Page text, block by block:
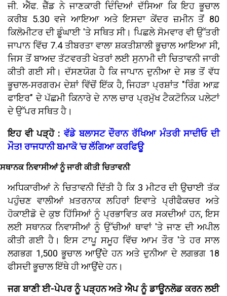
ਜੀ. ਐੱਫ. ਜ਼ੈੱਡ ਨੇ ਜਾਣਕਾਰੀ ਦਿੰਦਿਆਂ ਦੱਸਿਆ ਕਿ ਇਹ ਭੂਚਾਲ
ਕਰੀਬ 5.30 ਵਜੇ ਆਇਆ ਅਤੇ ਇਸਦਾ ਕੇਂਦਰ ਜ਼ਮੀਨ ਤੋਂ 80
ਕਿਲੋਮੀਟਰ ਦੀ ਡੂੰਘਾਈ 'ਤੇ ਸਥਿਤ ਸੀ। ਪਿਛਲੇ ਸੋਮਵਾਰ ਵੀ ਉੱਤਰੀ
ਜਾਪਾਨ ਵਿੱਚ 7.4 ਤੀਬਰਤਾ ਵਾਲਾ ਸ਼ਕਤੀਸ਼ਾਲੀ ਭੂਚਾਲ ਆਇਆ ਸੀ,
ਜਿਸ ਤੋਂ ਬਾਅਦ ਤੱਟਵਰਤੀ ਖੇਤਰਾਂ ਲਈ ਸੁਨਾਮੀ ਦੀ ਚਿਤਾਵਨੀ ਜਾਰੀ
ਕੀਤੀ ਗਈ ਸੀ। ਦੱਸਣਯੋਗ ਹੈ ਕਿ ਜਾਪਾਨ ਦੁਨੀਆ ਦੇ ਸਭ ਤੋਂ ਵੱਧ
ਭੂਚਾਲ-ਸਰਗਰਮ ਦੇਸ਼ਾਂ ਵਿੱਚੋਂ ਇੱਕ ਹੈ, ਜਿਹੜਾ ਪ੍ਰਸ਼ਾਂਤ "ਰਿੰਗ ਆਫ਼
ਫਾਇਰ" ਦੇ ਪੱਛਮੀ ਕਿਨਾਰੇ ਦੇ ਨਾਲ ਚਾਰ ਪ੍ਰਮੁੱਖ ਟੈਕਟੋਨਿਕ ਪਲੇਟਾਂ
ਦੇ ਉੱਪਰ ਸਥਿਤ ਹੈ।
ਇਹ ਵੀ ਪੜ੍ਹੋ : ਵੱਡੇ ਬਲਾਸਟ ਦੌਰਾਨ ਰੱਖਿਆ ਮੰਤਰੀ ਸਾਦੀਓ ਦੀ
ਮੌਤ! ਰਾਜਧਾਨੀ ਬਮਾਕੋ 'ਚ ਲੱਗਿਆ ਕਰਫਿਊ
ਸਥਾਨਕ ਨਿਵਾਸੀਆਂ ਨੂੰ ਜਾਰੀ ਕੀਤੀ ਚਿਤਾਵਨੀ
ਅਧਿਕਾਰੀਆਂ ਨੇ ਚਿਤਾਵਨੀ ਦਿੱਤੀ ਹੈ ਕਿ 3 ਮੀਟਰ ਦੀ ਉਚਾਈ ਤੱਕ
ਪਹੁੰਚਣ ਵਾਲੀਆਂ ਖ਼ਤਰਨਾਕ ਲਹਿਰਾਂ ਇਵਾਤੇ ਪ੍ਰੀਫੈਕਚਰ ਅਤੇ
ਹੋਕਾਈਡੋ ਦੇ ਕੁਝ ਹਿੱਸਿਆਂ ਨੂੰ ਪ੍ਰਭਾਵਿਤ ਕਰ ਸਕਦੀਆਂ ਹਨ, ਇਸ
ਲਈ ਸਥਾਨਕ ਨਿਵਾਸੀਆਂ ਨੂੰ ਉੱਚੀਆਂ ਥਾਵਾਂ 'ਤੇ ਜਾਣ ਦੀ ਅਪੀਲ
ਕੀਤੀ ਗਈ ਹੈ। ਇਸ ਟਾਪੂ ਸਮੂਹ ਵਿੱਚ ਆਮ ਤੌਰ 'ਤੇ ਹਰ ਸਾਲ
ਲਗਭਗ 1,500 ਭੂਚਾਲ ਆਉਂਦੇ ਹਨ ਅਤੇ ਦੁਨੀਆ ਦੇ ਲਗਭਗ 18
ਫੀਸਦੀ ਭੂਚਾਲ ਇੱਥੇ ਹੀ ਆਉਂਦੇ ਹਨ।
ਜਗ ਬਾਣੀ ਈ-ਪੇਪਰ ਨੂੰ ਪੜ੍ਹਨ ਅਤੇ ਐਪ ਨੂੰ ਡਾਊਨਲੋਡ ਕਰਨ ਲਈ